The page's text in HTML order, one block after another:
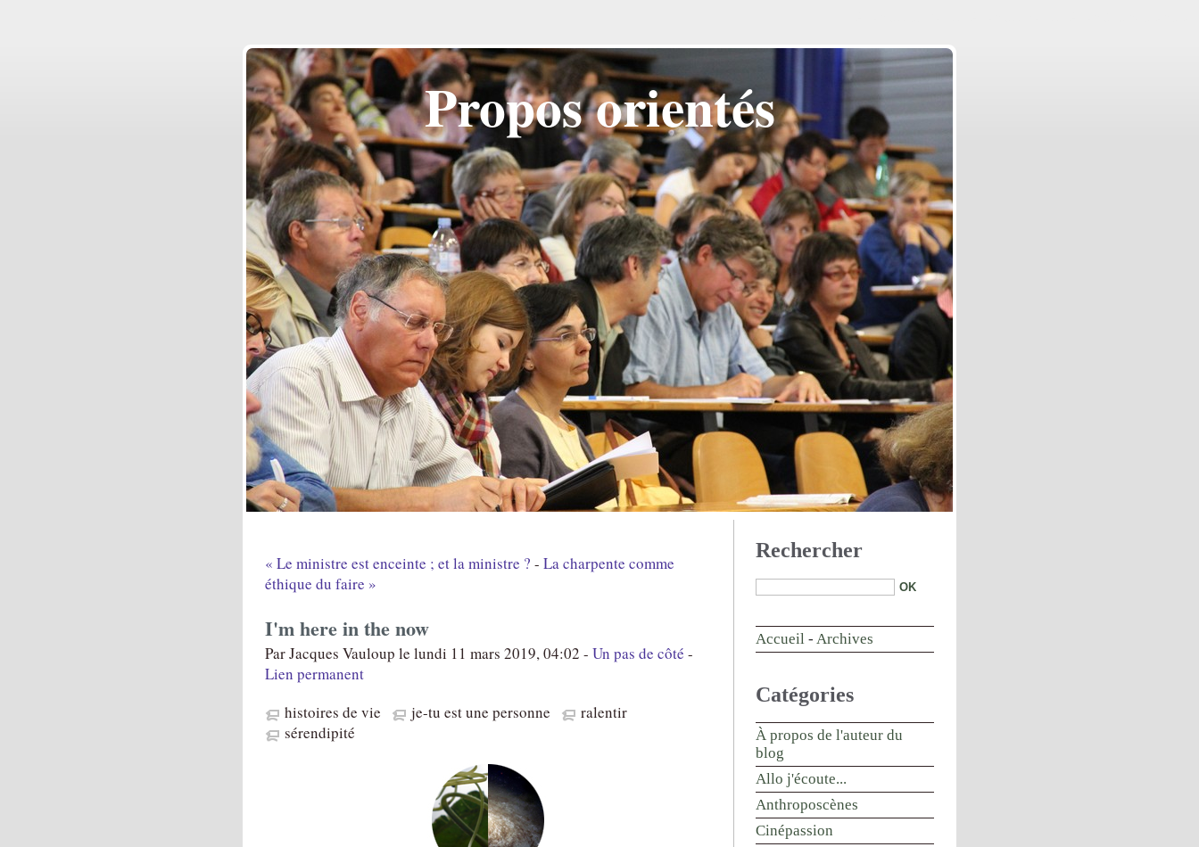
Propos orientés
« Le ministre est enceinte ; et la ministre ? - La charpente comme
éthique du faire »
I'm here in the now
Par Jacques Vauloup le lundi 11 mars 2019, 04:02 - Un pas de côté -
Lien permanent
histoires de vie
je-tu est une personne
ralentir
sérendipité
Rechercher
Accueil - Archives
Catégories
À propos de l'auteur du
blog
Allo j'écoute...
Anthroposcènes
Cinépassion